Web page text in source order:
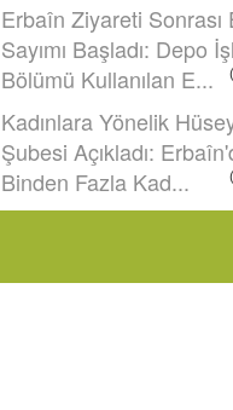
Erbaîn Ziyareti Sonrası
Sayımı Başladı: Depo
Bölümü Kullanılan E...
Kadınlara Yönelik
Şubesi Açıkladı:
Binden Fazla Kad...